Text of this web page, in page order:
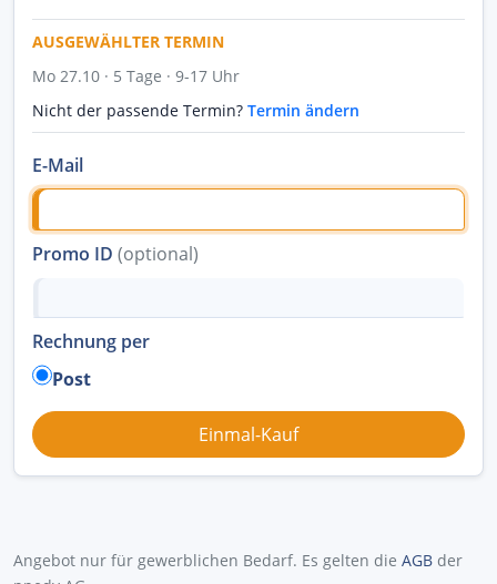
AUSGEWÄHLTER TERMIN
Mo 27.10 · 5 Tage · 9-17 Uhr
Nicht der passende Termin? Termin ändern
E-Mail
Promo ID (optional)
Rechnung per
Post
Angebot nur für gewerblichen Bedarf. Es gelten die AGB der